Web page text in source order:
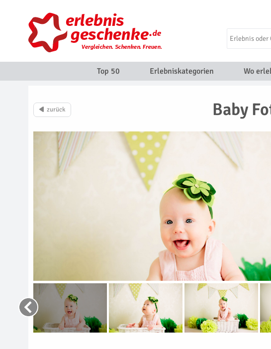
Top 50 Erlebniskategorien Wo
Baby